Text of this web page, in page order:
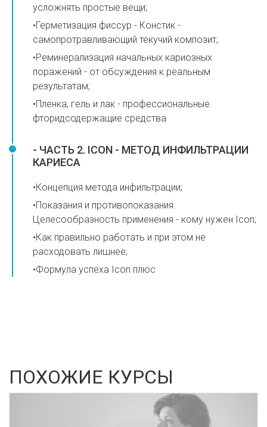
усложнять простые вещи;
•Герметизация фиссур - Констик -
самопротравливающий текучий композит;
•Реминерализация начальных кариозных
поражений - от обсуждения к реальным
результатам;
•Пленка, гель и лак - профессиональные
фторидсодержащие средства
- ЧАСТЬ 2. ICON - МЕТОД ИНФИЛЬТРАЦИИ
КАРИЕСА
•Концепция метода инфильтрации;
•Показания и противопоказания.
Целесообразность применения - кому нужен Icon;
•Как правильно работать и при этом не
расходовать лишнее;
•Формула успеха Icon плюс
ПОХОЖИЕ КУРСЫ